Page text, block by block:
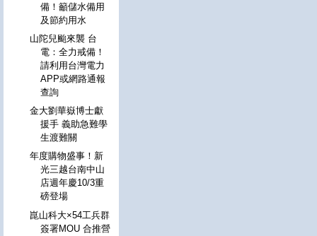
備！籲儲水備用
及節約用水
山陀兒颱來襲 台
電：全力戒備！
請利用台灣電力
APP或網路通報
查詢
金大劉華嶽博士獻
援手 義助急難學
生渡難關
年度購物盛事！新
光三越台南中山
店週年慶10/3重
磅登場
崑山科大×54工兵群
簽署MOU 合推營